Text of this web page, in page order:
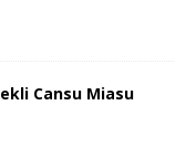
Cansu Miasu